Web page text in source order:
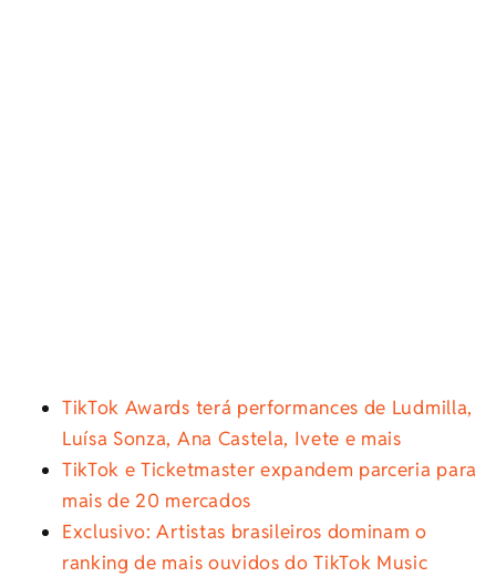
TikTok Awards terá performances de Ludmilla,
Luísa Sonza, Ana Castela, Ivete e mais
TikTok e Ticketmaster expandem parceria para
mais de 20 mercados
Exclusivo: Artistas brasileiros dominam o
ranking de mais ouvidos do TikTok Music